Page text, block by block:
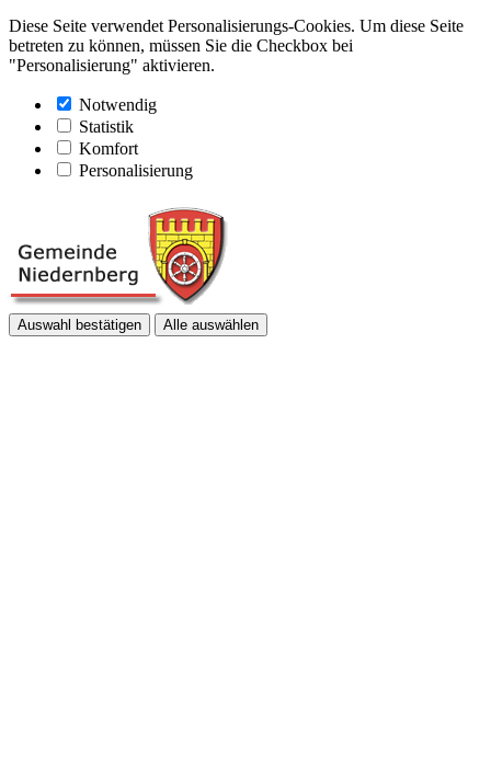
Diese Seite verwendet Personalisierungs-Cookies. Um diese Seite
betreten zu können, müssen Sie die Checkbox bei
"Personalisierung" aktivieren.
Notwendig
Statistik
Komfort
Personalisierung
Auswahl bestätigen Alle auswählen